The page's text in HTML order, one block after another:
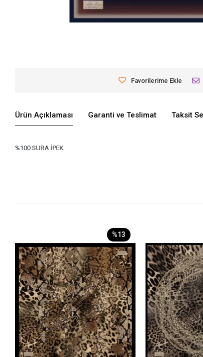
Favorilerime Ekle
Ürün Açıklaması Garanti ve Teslimat Taksit
%100 SURA İPEK
%13